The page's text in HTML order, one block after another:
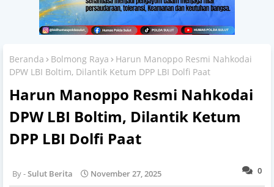
Beranda Bolmong Raya
Harun Manoppo Resmi Nahkodai
DPW LBI Boltim, Dilantik Ketum DPP LBI Dolfi Paat
Harun Manoppo Resmi Nahkodai
DPW LBI Boltim, Dilantik Ketum
DPP LBI Dolfi Paat
0
Sulut Berita November 27, 2025